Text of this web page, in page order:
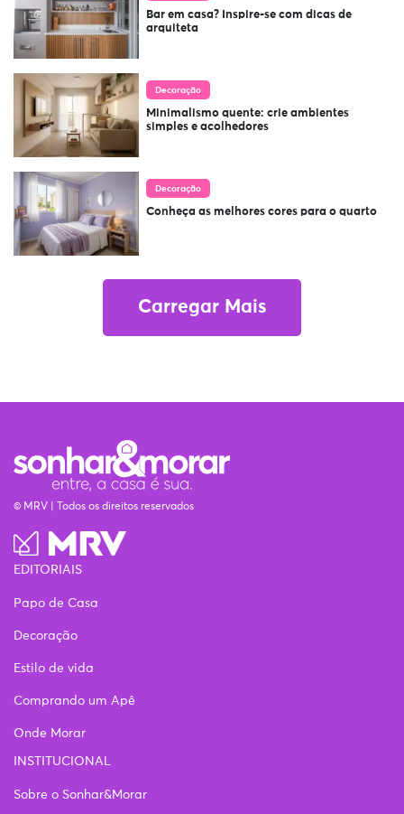
Bar em casa? Inspire-se com dicas de
arquiteta
Decoração
Minimalismo quente: crie ambientes
simples e acolhedores
Decoração
Conheça as melhores cores para o quarto
Carregar Mais
© MRV | Todos os direitos reservados
EDITORIAIS
Papo de Casa
Decoração
Estilo de vida
Comprando um Apê
Onde Morar
INSTITUCIONAL
Sobre o Sonhar&Morar